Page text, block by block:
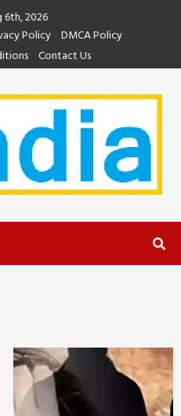
6th, 2026
Policy DMCA Policy
Contact Us